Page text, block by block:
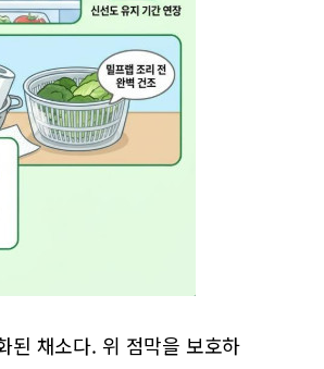
된 채소다. 위 점막을 보호하